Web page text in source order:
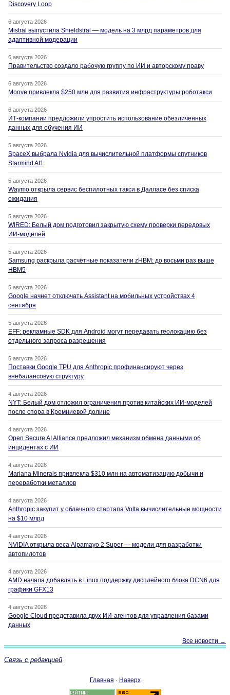
Discovery Loop
6 августа 2026
Mistral выпустила Shieldstral — модель на 3 млрд параметров для
адаптивной модерации
6 августа 2026
Правительство создало рабочую группу по ИИ и авторскому праву
6 августа 2026
Moove привлекла $250 млн для развития инфраструктуры роботакси
6 августа 2026
ИТ-компании предложили упростить использование обезличенных
данных для обучения ИИ
5 августа 2026
SpaceX выбрала Nvidia для вычислительной платформы спутников
Starmind AI1
5 августа 2026
Waymo открыла сервис беспилотных такси в Далласе без списка
ожидания
5 августа 2026
WIRED: Белый дом подготовил закрытую схему проверки передовых
ИИ-моделей
5 августа 2026
Samsung раскрыла расчётные показатели zHBM: до восьми раз выше
HBM5
5 августа 2026
Google начнет отключать Assistant на мобильных устройствах 4
сентября
5 августа 2026
EFF: рекламные SDK для Android могут передавать геолокацию без
отдельного запроса разрешения
5 августа 2026
Поставки Google TPU для Anthropic профинансируют через
внебалансовую структуру
4 августа 2026
NYT: Белый дом отложил ограничения против китайских ИИ-моделей
после спора в Кремниевой долине
4 августа 2026
Open Secure AI Alliance предложил механизм обмена данными об
инцидентах с ИИ
4 августа 2026
Mariana Minerals привлекла $310 млн на автоматизацию добычи и
переработки металлов
4 августа 2026
Anthropic закупит у облачного стартапа Volta вычислительные мощности
на $10 млрд
4 августа 2026
NVIDIA открыла веса Alpamayo 2 Super — модели для разработки
автопилотов
4 августа 2026
AMD начала добавлять в Linux поддержку дисплейного блока DCN6 для
графики GFX13
4 августа 2026
Google Cloud представила двух ИИ-агентов для управления базами
данных
Все новости →
Связь с редакцией
Главная · Наверх